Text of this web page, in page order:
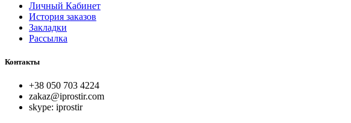
Личный Кабинет
История заказов
Закладки
Рассылка
Контакты
+38 050 703 4224
zakaz@iprostir.com
skype: iprostir